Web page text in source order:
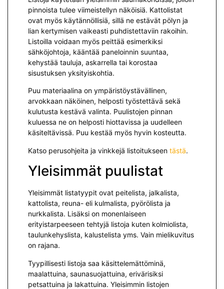
pinnoista tulee viimeistellyn näköisiä. Kattolistat
ovat myös käytännöllisiä, sillä ne estävät pölyn ja
lian kertymisen vaikeasti puhdistettaviin rakoihin.
Listoilla voidaan myös peittää esimerkiksi
sähköjohtoja, kääntää paneloinnin suuntaa,
kehystää tauluja, askarrella tai korostaa
sisustuksen yksityiskohtia.
Puu materiaalina on ympäristöystävällinen,
arvokkaan näköinen, helposti työstettävä sekä
kulutusta kestävä valinta. Puulistojen pinnan
kuluessa ne on helposti hiottavissa ja uudelleen
käsiteltävissä. Puu kestää myös hyvin kosteutta.
Katso perusohjeita ja vinkkejä listoitukseen tästä.
Yleisimmät puulistat
Yleisimmät listatyypit ovat peitelista, jalkalista,
kattolista, reuna- eli kulmalista, pyörölista ja
nurkkalista. Lisäksi on monenlaiseen
erityistarpeeseen tehtyjä listoja kuten kolmiolista,
taulunkehyslista, kalustelista yms. Vain mielikuvitus
on rajana.
Tyypillisesti listoja saa käsittelemättöminä,
maalattuina, saunasuojattuina, erivärisiksi
petsattuina ja lakattuina. Yleisimmin listojen